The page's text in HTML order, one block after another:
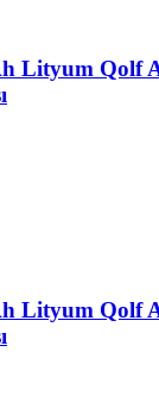
Lityum Qolf
Lityum Qolf